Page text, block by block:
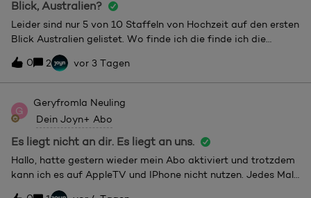
Blick, Australien?
Leider sind nur 5 von 10 Staffeln von Hochzeit auf den ersten
Blick Australien gelistet. Wo finde ich die finde ich die
fehlenden 5?
0
2 vor 3 Tagen
G
Geryfromla Neuling
Dein Joyn+ Abo
Es liegt nicht an dir. Es liegt an uns.
Hallo, hatte gestern wieder mein Abo aktiviert und trotzdem
kann ich es auf AppleTV und IPhone nicht nutzen. Jedes Mal
kommt folgende Meldung: Dein Kauf über Apple für Joyn+